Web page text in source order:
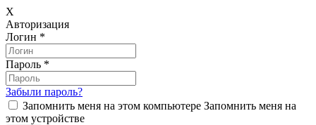
X
Авторизация
Логин *
Пароль *
Забыли пароль?
Запомнить меня на этом компьютере Запомнить меня на
этом устройстве